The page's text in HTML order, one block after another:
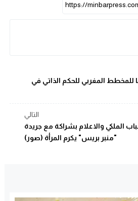
المغربي للحكم الذاتي في
التالي
الملكي والاعلام بشراكة مع جريدة
"منبر بريس" يكرم المرأة (صور)